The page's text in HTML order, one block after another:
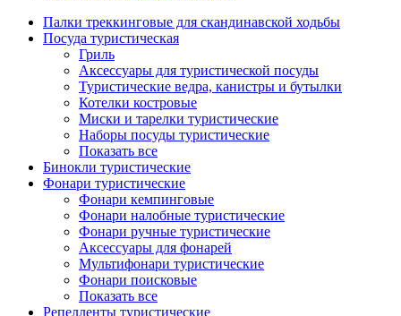
Палки треккинговые для скандинавской ходьбы
Посуда туристическая
Гриль
Аксессуары для туристической посуды
Туристические ведра, канистры и бутылки
Котелки костровые
Миски и тарелки туристические
Наборы посуды туристические
Показать все
Бинокли туристические
Фонари туристические
Фонари кемпинговые
Фонари налобные туристические
Фонари ручные туристические
Аксессуары для фонарей
Мультифонари туристические
Фонари поисковые
Показать все
Репелленты туристические